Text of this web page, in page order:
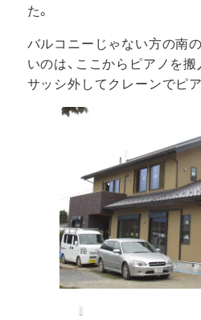
た。
バルコニーじゃない方の南
いのは、ここからピアノを
サッシ外してクレーンでピ